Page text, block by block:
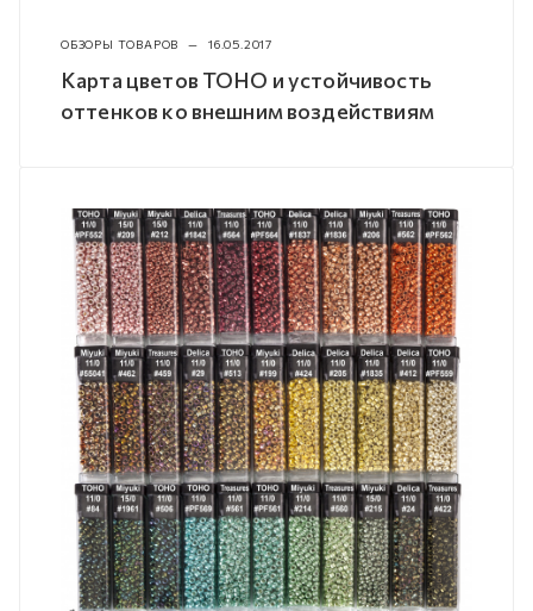
ОБЗОРЫ ТОВАРОВ — 16.05.2017
Карта цветов TOHO и устойчивость
оттенков ко внешним воздействиям